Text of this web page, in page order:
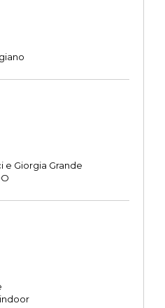
e Giorgia Grande